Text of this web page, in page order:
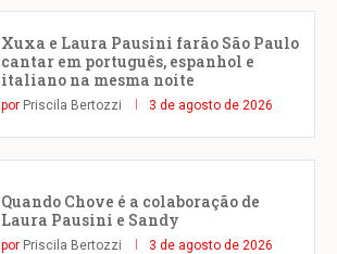
Xuxa e Laura Pausini farão São Paulo
cantar em português, espanhol e
italiano na mesma noite
por Priscila Bertozzi 3 de agosto de 2026
Quando Chove é a colaboração de
Laura Pausini e Sandy
por Priscila Bertozzi 3 de agosto de 2026